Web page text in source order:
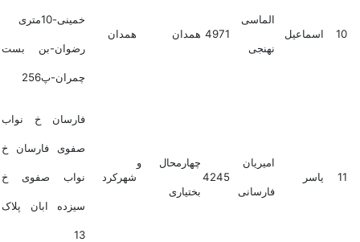
10 اسماعیل
الماسی
نهنجی
4971 همدان همدان
خمینی-10متری
رضوان-بن بست
چمران-پ256
11 یاسر
امیریان
فارسانی
4245
چهارمحال و
بختیاری
شهرکرد
فارسان خ نواب
صفوی فارسان خ
نواب صفوی خ
سیزده ابان پلاک
13